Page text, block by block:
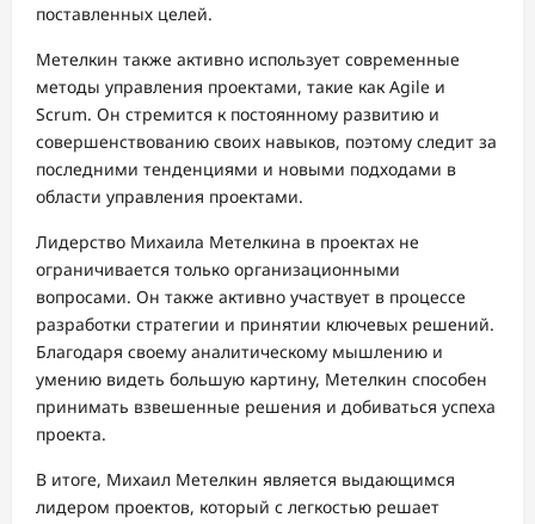
поставленных целей.
Метелкин также активно использует современные
методы управления проектами, такие как Agile и
Scrum. Он стремится к постоянному развитию и
совершенствованию своих навыков, поэтому следит за
последними тенденциями и новыми подходами в
области управления проектами.
Лидерство Михаила Метелкина в проектах не
ограничивается только организационными
вопросами. Он также активно участвует в процессе
разработки стратегии и принятии ключевых решений.
Благодаря своему аналитическому мышлению и
умению видеть большую картину, Метелкин способен
принимать взвешенные решения и добиваться успеха
проекта.
В итоге, Михаил Метелкин является выдающимся
лидером проектов, который с легкостью решает